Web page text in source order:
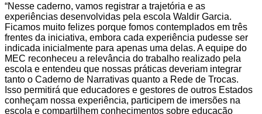
“Nesse caderno, vamos registrar a trajetória e as
experiências desenvolvidas pela escola Waldir Garcia.
Ficamos muito felizes porque fomos contemplados em três
frentes da iniciativa, embora cada experiência pudesse ser
indicada inicialmente para apenas uma delas. A equipe do
MEC reconheceu a relevância do trabalho realizado pela
escola e entendeu que nossas práticas deveriam integrar
tanto o Caderno de Narrativas quanto a Rede de Trocas.
Isso permitirá que educadores e gestores de outros Estados
conheçam nossa experiência, participem de imersões na
escola e compartilhem conhecimentos sobre educação